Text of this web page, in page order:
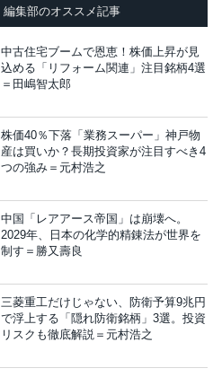
編集部のオススメ記事
中古住宅ブームで恩恵！株価上昇が見
込める「リフォーム関連」注目銘柄4選
＝田嶋智太郎
株価40％下落「業務スーパー」神戸物
産は買いか？長期投資家が注目すべき4
つの強み＝元村浩之
中国「レアアース帝国」は崩壊へ。
2029年、日本の化学的精錬法が世界を
制す＝勝又壽良
三菱重工だけじゃない、防衛予算9兆円
で浮上する「隠れ防衛銘柄」3選。投資
リスクも徹底解説＝元村浩之